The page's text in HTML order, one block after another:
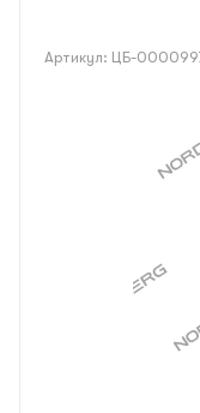
Артикул: ЦБ-